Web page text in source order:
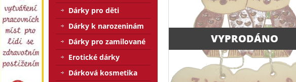
VYPRODÁNO
Dárky pro děti
Dárky k narozeninám
Dárky pro zamilované
Erotické dárky
Dárková kosmetika